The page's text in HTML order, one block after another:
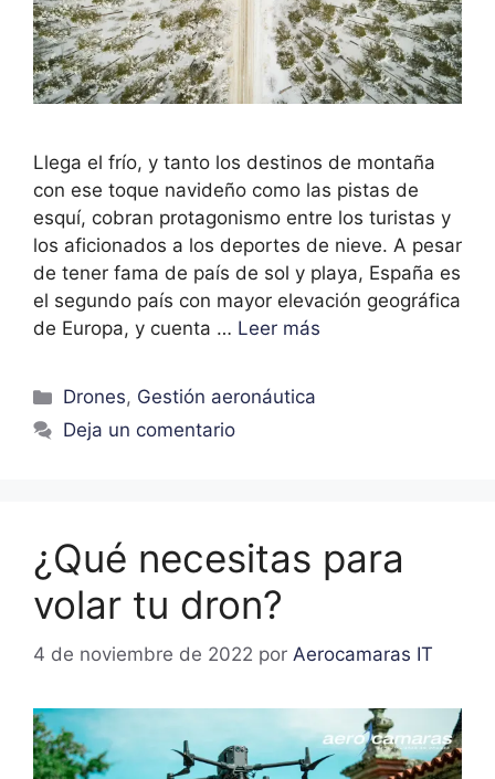
Llega el frío, y tanto los destinos de montaña
con ese toque navideño como las pistas de
esquí, cobran protagonismo entre los turistas y
los aficionados a los deportes de nieve. A pesar
de tener fama de país de sol y playa, España es
el segundo país con mayor elevación geográfica
de Europa, y cuenta … Leer más
Drones, Gestión aeronáutica
Deja un comentario
¿Qué necesitas para
volar tu dron?​
4 de noviembre de 2022 por Aerocamaras IT